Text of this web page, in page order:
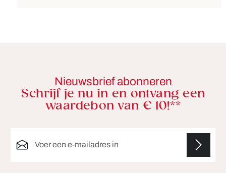
Nieuwsbrief abonneren
Schrijf je nu in en ontvang een
waardebon van € 10!**